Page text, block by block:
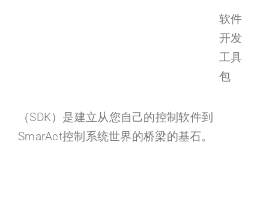
软件
开发
工具
包
（SDK）是建立从您自己的控制软件到
SmarAct控制系统世界的桥梁的基石。